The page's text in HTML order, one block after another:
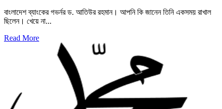
বাংলাদেশ ব্যাংকের গভর্নর ড. আতিউর রহমান। আপনি কি জানেন তিনি একসময় রাখাল
ছিলেন। খেয়ে না...
Read More